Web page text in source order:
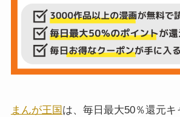
まんが王国 は、毎日最大50％還元